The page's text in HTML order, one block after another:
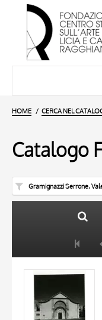
HOME CERCA NEL
Catalogo
Gramignazzi Serrone,